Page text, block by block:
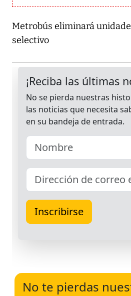
Metrobús eliminará
selectivo
No te pierdas